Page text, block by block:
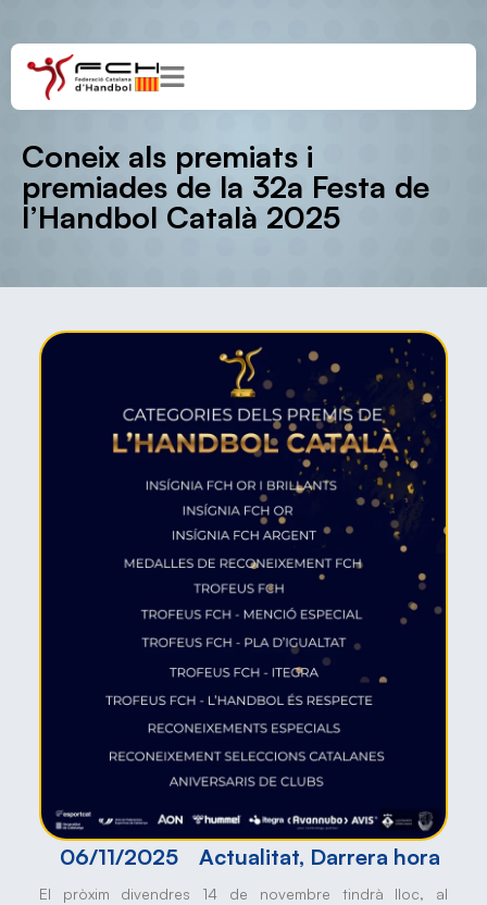
Coneix als premiats i
premiades de la 32a Festa de
l’Handbol Català 2025
06/11/2025 Actualitat, Darrera hora
El pròxim divendres 14 de novembre tindrà lloc, al